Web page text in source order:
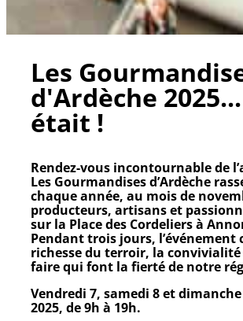
Les
d'Ardèche
était !
Rendez-vous incontournable de
Les Gourmandises d’Ardèche
chaque année, au mois de
producteurs, artisans et
sur la Place des Cordeliers à
Pendant trois jours, l’événement
richesse du terroir, la
faire qui font la fierté de notre
Vendredi 7, samedi 8 et
2025, de 9h à 19h.